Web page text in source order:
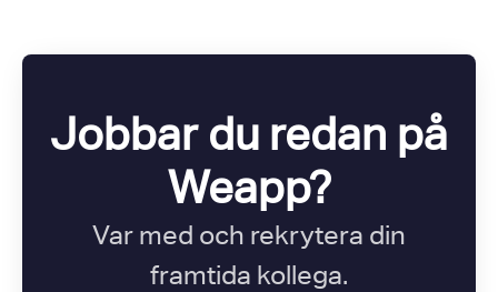
Jobbar du redan på
Weapp?
Var med och rekrytera din
framtida kollega.